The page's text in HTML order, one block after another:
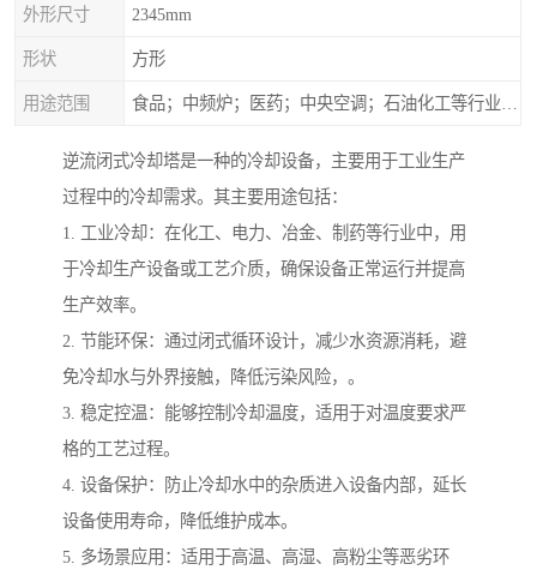
外形尺寸 2345mm
形状 方形
用途范围
逆流闭式冷却塔是一种的冷却设备，主要用于工业生产
过程中的冷却需求。其主要用途包括：
1. 工业冷却：在化工、电力、冶金、制药等行业中，用
于冷却生产设备或工艺介质，确保设备正常运行并提高
生产效率。
2. 节能环保：通过闭式循环设计，减少水资源消耗，避
免冷却水与外界接触，降低污染风险，。
3. 稳定控温：能够控制冷却温度，适用于对温度要求严
格的工艺过程。
4. 设备保护：防止冷却水中的杂质进入设备内部，延长
设备使用寿命，降低维护成本。
5. 多场景应用：适用于高温、高湿、高粉尘等恶劣环